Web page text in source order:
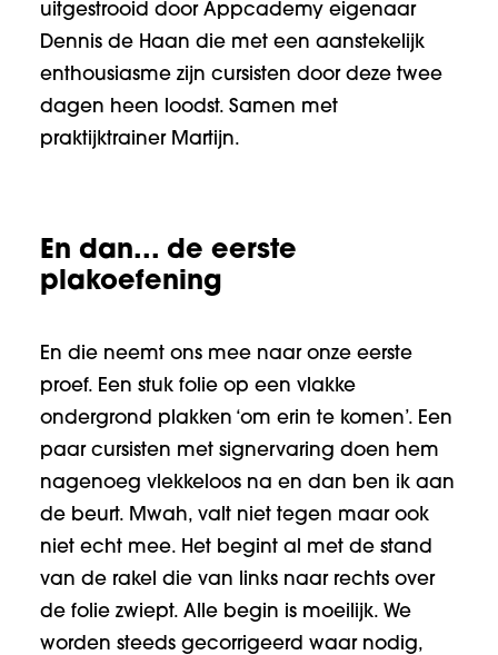
uitgestrooid door Appcademy eigenaar
Dennis de Haan die met een aanstekelijk
enthousiasme zijn cursisten door deze twee
dagen heen loodst. Samen met
praktijktrainer Martijn.
En dan... de eerste
plakoefening
En die neemt ons mee naar onze eerste
proef. Een stuk folie op een vlakke
ondergrond plakken ‘om erin te komen’. Een
paar cursisten met signervaring doen hem
nagenoeg vlekkeloos na en dan ben ik aan
de beurt. Mwah, valt niet tegen maar ook
niet echt mee. Het begint al met de stand
van de rakel die van links naar rechts over
de folie zwiept. Alle begin is moeilijk. We
worden steeds gecorrigeerd waar nodig,